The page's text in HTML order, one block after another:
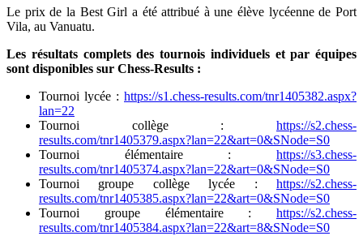
Le prix de la Best Girl a été attribué à une élève lycéenne de Port
Vila, au Vanuatu.
Les résultats complets des tournois individuels et par équipes
sont disponibles sur Chess-Results :
Tournoi lycée : https://s1.chess-results.com/tnr1405382.aspx?
lan=22
Tournoi collège : https://s2.chess-
results.com/tnr1405379.aspx?lan=22&art=0&SNode=S0
Tournoi élémentaire : https://s3.chess-
results.com/tnr1405374.aspx?lan=22&art=0&SNode=S0
Tournoi groupe collège lycée : https://s2.chess-
results.com/tnr1405385.aspx?lan=22&art=0&SNode=S0
Tournoi groupe élémentaire : https://s2.chess-
results.com/tnr1405384.aspx?lan=22&art=8&SNode=S0